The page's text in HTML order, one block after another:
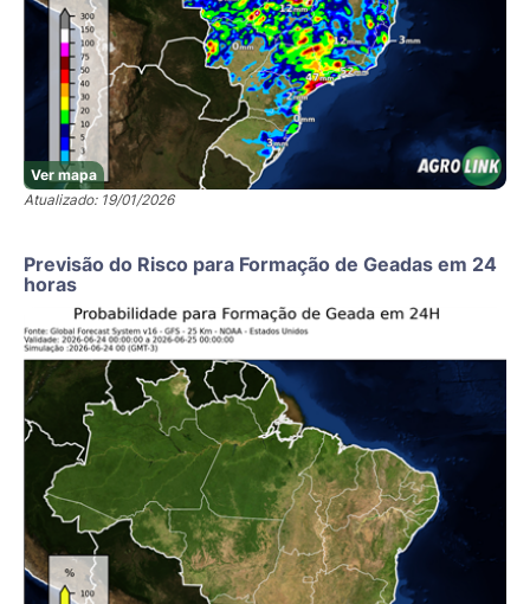
Ver mapa
Atualizado: 19/01/2026
Previsão do Risco para Formação de Geadas em 24
horas